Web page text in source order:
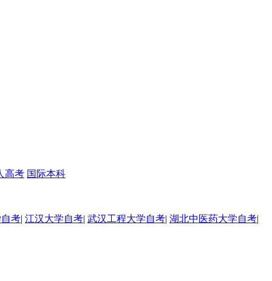
高考 国际本科
考| 江汉大学自考| 武汉工程大学自考| 湖北中医药大学自考|